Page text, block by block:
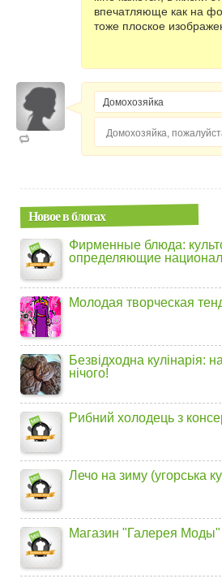
впечатляюще как на
тоже плоское
Новое в блогах
Фирменные блюда:
определяющие
Молодая творческая
Безвідходна кулінарія:
нічого!
Рибний холодець з
Лечо на зиму (угорська
Магазин "Галерея Моды"